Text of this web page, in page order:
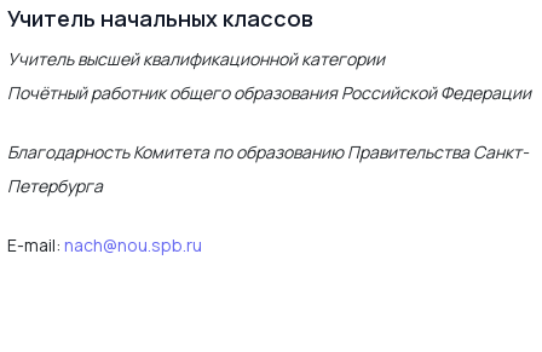
Учитель начальных классов
Учитель высшей квалификационной категории
Почётный работник общего образования Российской Федерации
Благодарность Комитета по образованию Правительства Санкт-
Петербурга
E-mail: nach@nou.spb.ru